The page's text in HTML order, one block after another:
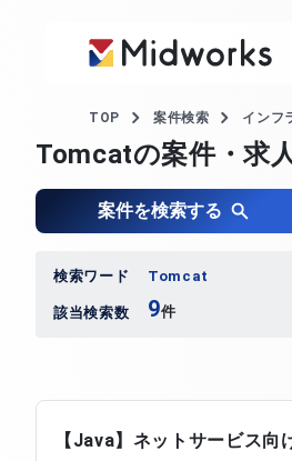
TOP 案件検索 インフ
Tomcatの案件・求
案件を検索する
検索ワード Tomcat
該当検索数 9件
【Java】ネットサービス